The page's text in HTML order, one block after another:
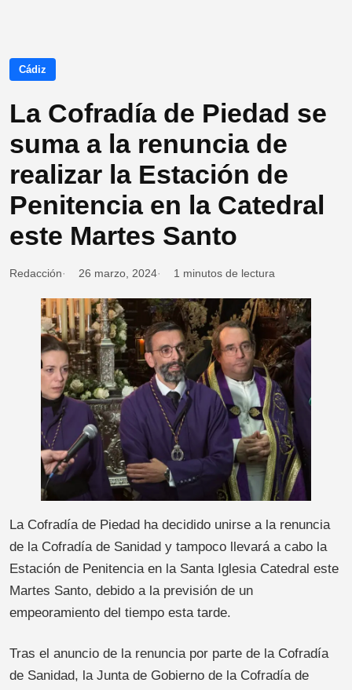
Cádiz
La Cofradía de Piedad se
suma a la renuncia de
realizar la Estación de
Penitencia en la Catedral
este Martes Santo
Redacción 26 marzo, 2024 1 minutos de lectura
La Cofradía de Piedad ha decidido unirse a la renuncia
de la Cofradía de Sanidad y tampoco llevará a cabo la
Estación de Penitencia en la Santa Iglesia Catedral este
Martes Santo, debido a la previsión de un
empeoramiento del tiempo esta tarde.
Tras el anuncio de la renuncia por parte de la Cofradía
de Sanidad, la Junta de Gobierno de la Cofradía de